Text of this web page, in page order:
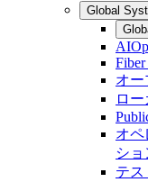
Global
Fiber
オー
ロ
オペ
ショ
テス